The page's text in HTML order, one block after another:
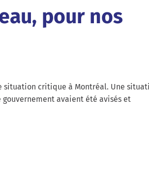
pour nos
situation critique à Montréal. Une
avaient été avisés et